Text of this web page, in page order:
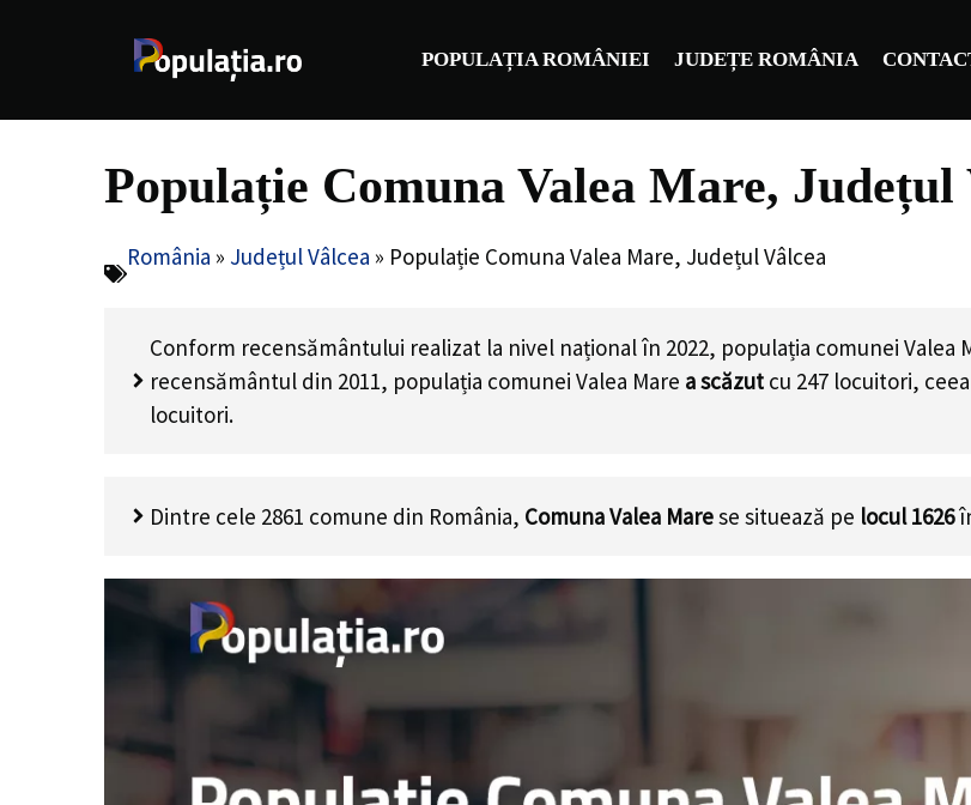
POPULAȚIA ROMÂNIEI JUDEȚE ROMÂNIA
Populație Comuna Valea Mare, Județul
România » Județul Vâlcea » Populație Comuna Valea Mare, Județul Vâlcea
Conform recensământului realizat la nivel național în 2022, populația comunei Valea
recensământul din 2011, populația comunei Valea Mare a scăzut cu 247 locuitori,
locuitori.
Dintre cele 2861 comune din România, Comuna Valea Marese situează pe locul 1626